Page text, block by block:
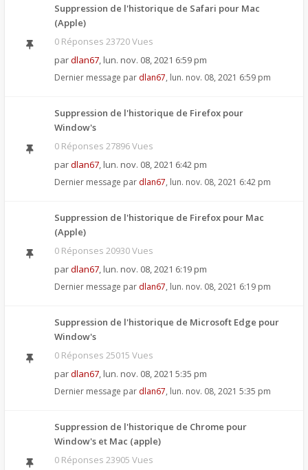
Suppression de l'historique de Safari pour Mac
(Apple)
0 Réponses 23720 Vues
pardlan67, lun. nov. 08, 2021 6:59 pm
Dernier message par dlan67, lun. nov. 08, 2021 6:59 pm
Suppression de l'historique de Firefox pour
Window's
0 Réponses 27896 Vues
pardlan67, lun. nov. 08, 2021 6:42 pm
Dernier message par dlan67, lun. nov. 08, 2021 6:42 pm
Suppression de l'historique de Firefox pour Mac
(Apple)
0 Réponses 20930 Vues
pardlan67, lun. nov. 08, 2021 6:19 pm
Dernier message par dlan67, lun. nov. 08, 2021 6:19 pm
Suppression de l'historique de Microsoft Edge pour
Window's
0 Réponses 25015 Vues
pardlan67, lun. nov. 08, 2021 5:35 pm
Dernier message par dlan67, lun. nov. 08, 2021 5:35 pm
Suppression de l'historique de Chrome pour
Window's et Mac (apple)
0 Réponses 23905 Vues